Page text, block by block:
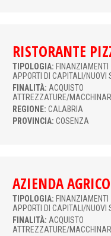
RISTORANTE
TIPOLOGIA:
APPORTI DI CAPITALI/NUOVI
FINALITÀ: ACQUISTO
ATTREZZATURE/
REGIONE: CALABRIA
PROVINCIA: COSENZA
AZIENDA
TIPOLOGIA:
APPORTI DI CAPITALI/NUOVI
FINALITÀ: ACQUISTO
ATTREZZATURE/